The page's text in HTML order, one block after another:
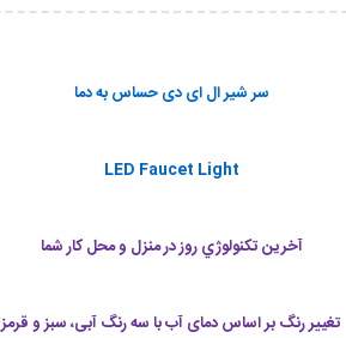
سر شير ال ای دی حساس به دما
LED Faucet Light
آخرين تكنولوژي روز در منزل و محل کار شما
تغییر رنگ بر اساس دمای آب با سه رنگ آبی، سبز و قرمز